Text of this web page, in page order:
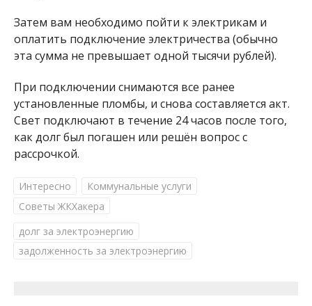
Затем вам необходимо пойти к электрикам и
оплатить подключение электричества (обычно
эта сумма не превышает одной тысячи рублей).
При подключении снимаются все ранее
установленные пломбы, и снова составляется акт.
Свет подключают в течение 24 часов после того,
как долг был погашен или решён вопрос с
рассрочкой.
Интересно
Коммунальные услуги
Советы ЖКХакера
долг за электроэнергию
задолженность за электроэнергию